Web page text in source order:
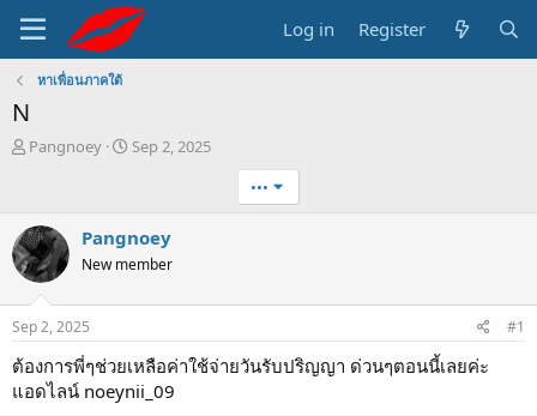
Log in Register
หาเพื่อนภาคใต้
N
T
a
d
s
r
t
e
r
Pangnoey
S
t
a
Sep 2, 2025
•••
Pangnoey
New member
Sep 2, 2025 #1
ต้องการพี่ๆช่วยเหลือค่าใช้จ่ายวันรับปริญญา ด่วนๆตอนนี้เลยค่ะ
แอดไลน์ noeynii_09